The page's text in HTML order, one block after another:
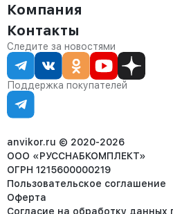
Доставка
Оплата
Сервис
Статус заказа
Статьи
Компания
О компании
Контакты
Партнёрам
Контакты
Отдел продаж:
8 (800) 234-22-62
corp@anvikor.ru
Ежедневно, с 7:00-19:00 (МСК)
Отдел рекламации:
8 (953) 455-25-61
Следите за новостями
Поддержка покупателей
anvikor.ru © 2020-2026
ООО «РУССНАБКОМПЛЕКТ»
ОГРН 1215600000219
Пользовательское соглашение
Оферта
Согласие на обработку данных